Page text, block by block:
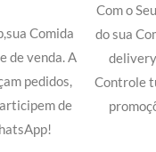
Comida
de venda. A
pedidos,
de
Com o
do sua
Controle